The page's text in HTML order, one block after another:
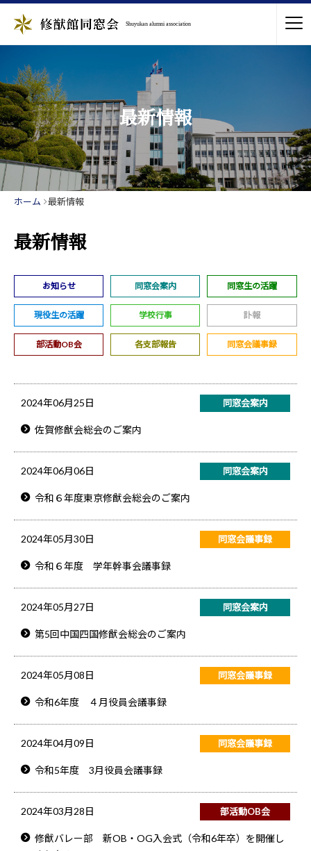
Shuyukan alumni association
最新情報
ホーム 最新情報
最新情報
お知らせ 同窓会案内 同窓生の活躍
現役生の活躍 学校行事 訃報
部活動OB会 各支部報告 同窓会議事録
2024年06月25日 同窓会案内
佐賀修猷会総会のご案内
2024年06月06日 同窓会案内
令和６年度東京修猷会総会のご案内
2024年05月30日 同窓会議事録
令和６年度 学年幹事会議事録
2024年05月27日 同窓会案内
第5回中国四国修猷会総会のご案内
2024年05月08日 同窓会議事録
令和6年度 ４月役員会議事録
2024年04月09日 同窓会議事録
令和5年度 3月役員会議事録
2024年03月28日 部活動OB会
修猷バレー部 新OB・OG入会式（令和6年卒）を開催し